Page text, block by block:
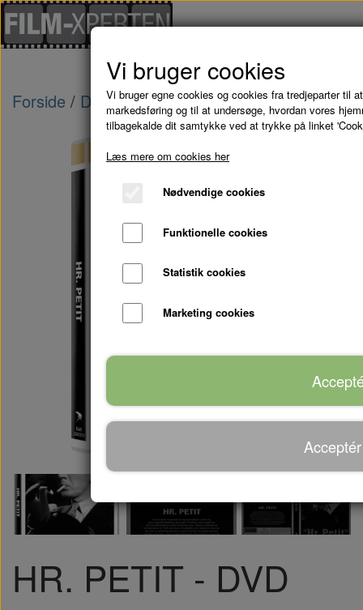
Forside Danske Film HR. PETIT - DVD
HR. PETIT - DVD
Vi bruger cookies
Vi bruger egne cookies og cookies fra tredjeparter til
markedsføring og til at undersøge, hvordan vores
tilbagekalde dit samtykke ved at trykke på linket
Læs mere om cookies her
Nødvendige cookies
Funktionelle cookies
Statistik cookies
Marketing cookies